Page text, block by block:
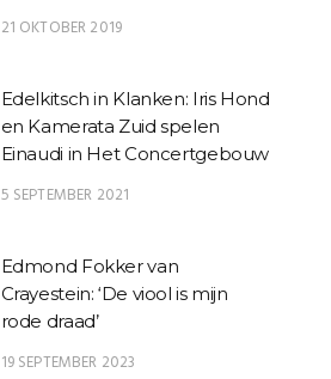
21 OKTOBER 2019
Edelkitsch in Klanken: Iris Hond
en Kamerata Zuid spelen
Einaudi in Het Concertgebouw
5 SEPTEMBER 2021
Edmond Fokker van
Crayestein: ‘De viool is mijn
rode draad’
19 SEPTEMBER 2023